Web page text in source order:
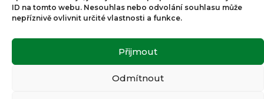
ID na tomto webu. Nesouhlas nebo odvolání souhlasu může
nepříznivě ovlivnit určité vlastnosti a funkce.
Přijmout
Odmítnout